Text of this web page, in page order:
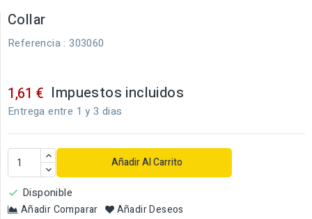
Collar
Referencia : 303060
1,61 € Impuestos incluidos
Entrega entre 1 y 3 dias
Añadir Al Carrito
 Disponible
Añadir Comparar Añadir Deseos